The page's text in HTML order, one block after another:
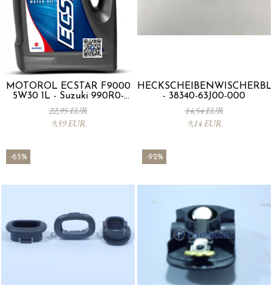
MOTORÖL ECSTAR F9000
5W30 1L - Suzuki 990R0-
21E72-001
22,95 EUR
9,59 EUR
- 38340-63J00-000
14,54 EUR
9,14 EUR
-65% -92%